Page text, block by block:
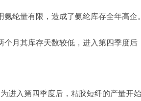
氨纶量有限，造成了氨纶库存全年高
个月其库存天数较低，进入第四季度
进入第四季度后，粘胶短纤的产量开